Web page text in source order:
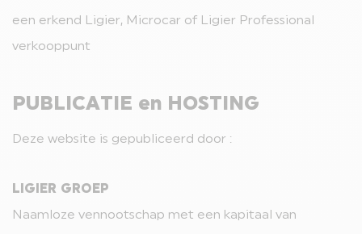
een erkend Ligier, Microcar of Ligier Professional
verkooppunt
PUBLICATIE en HOSTING
Deze website is gepubliceerd door :
LIGIER GROEP
Naamloze vennootschap met een kapitaal van